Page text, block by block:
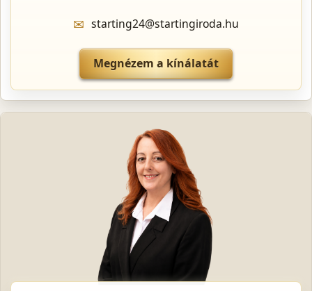
✉ starting24@startingiroda.hu
Megnézem a kínálatát